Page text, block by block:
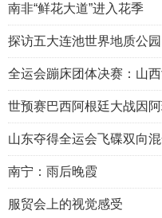
南非“鲜花大道”进入花季
探访五大连池世界地质公园
全运会蹦床团体决赛：山
世预赛巴西阿根廷大战因
山东夺得全运会飞碟双向
南宁：雨后晚霞
服贸会上的视觉感受